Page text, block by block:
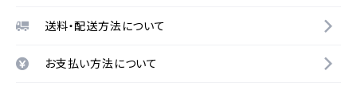
送料・配送方法について
お支払い方法について